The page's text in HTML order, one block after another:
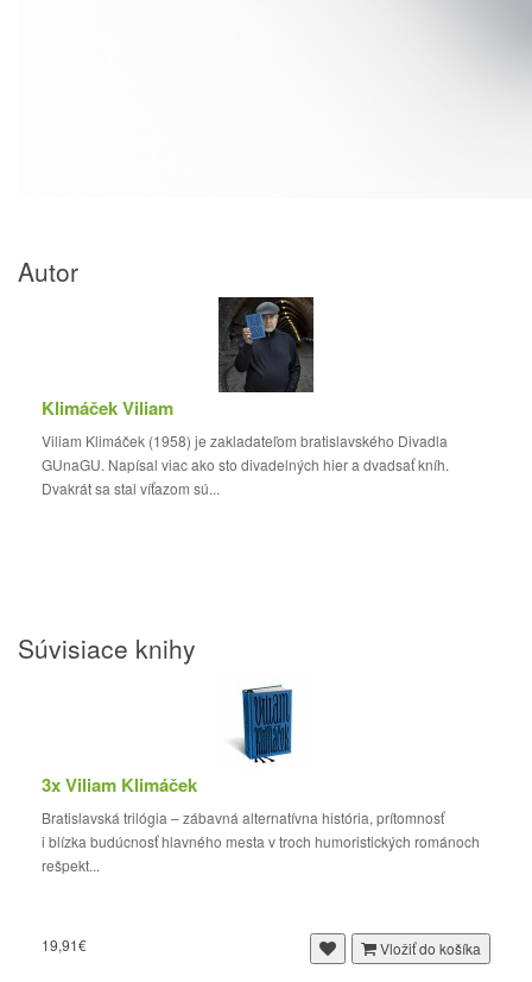
Autor
Klimáček Viliam
Viliam Klimáček (1958) je zakladateľom bratislavského Divadla
GUnaGU. Napísal viac ako sto divadelných hier a dvadsať kníh.
Dvakrát sa stal víťazom sú...
Súvisiace knihy
3x Viliam Klimáček
Bratislavská trilógia – zábavná alternatívna história, prítomnosť
i blízka budúcnosť hlavného mesta v troch humoristických románoch
rešpekt...
19,91€ Vložiť do košíka